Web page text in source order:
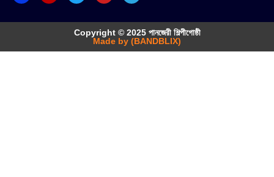
Copyright © 2025 পানজেরী শিল্পীগোষ্ঠী
Made by (BANDBLIX)